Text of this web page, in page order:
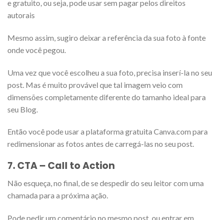
e gratuito, ou seja, pode usar sem pagar pelos direitos
autorais
Mesmo assim, sugiro deixar a referência da sua foto à fonte
onde você pegou.
Uma vez que você escolheu a sua foto, precisa inserí-la no seu
post. Mas é muito provável que tal imagem veio com
dimensões completamente diferente do tamanho ideal para
seu Blog.
Então você pode usar a plataforma gratuita Canva.com para
redimensionar as fotos antes de carregá-las no seu post.
7. CTA – Call to Action
Não esqueça, no final, de se despedir do seu leitor com uma
chamada para a próxima ação.
Pode pedir um comentário no mesmo post, ou entrar em